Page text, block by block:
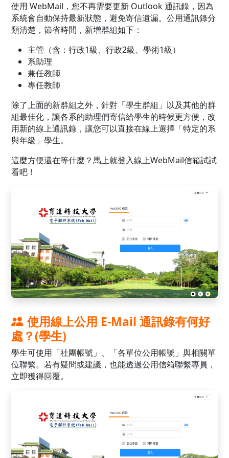
使用 WebMail，您不再需要更新 Outlook 通訊錄，因為
系統會自動保持最新狀態，避免寄信遺漏。公用通訊錄分
類清楚，節省時間，新增群組如下：
主管（含：行政1級、行政2級、學術1級）
系助理
兼任教師
專任教師
除了上面的新群組之外，針對「學生群組」以及其他的群
組最佳化，讓各系的助理們寄信給學生的時候更方便，改
用新的線上通訊錄，讓您可以直接在線上選擇「特定的系
與年級」學生。
這麼方便還在等什麼？馬上就登入線上WebMail信箱試試
看吧！
使用線上公用 E-Mail 通訊錄有何好
處？(學生)
學生可使用「社團帳號」、「各單位公用帳號」與相關單
位聯繫。若有疑問或建議，也能透過公用信箱聯繫專員，
立即獲得回覆。